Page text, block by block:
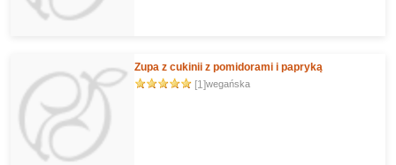
Zupa z cukinii z pomidorami i papryką
[1]wegańska